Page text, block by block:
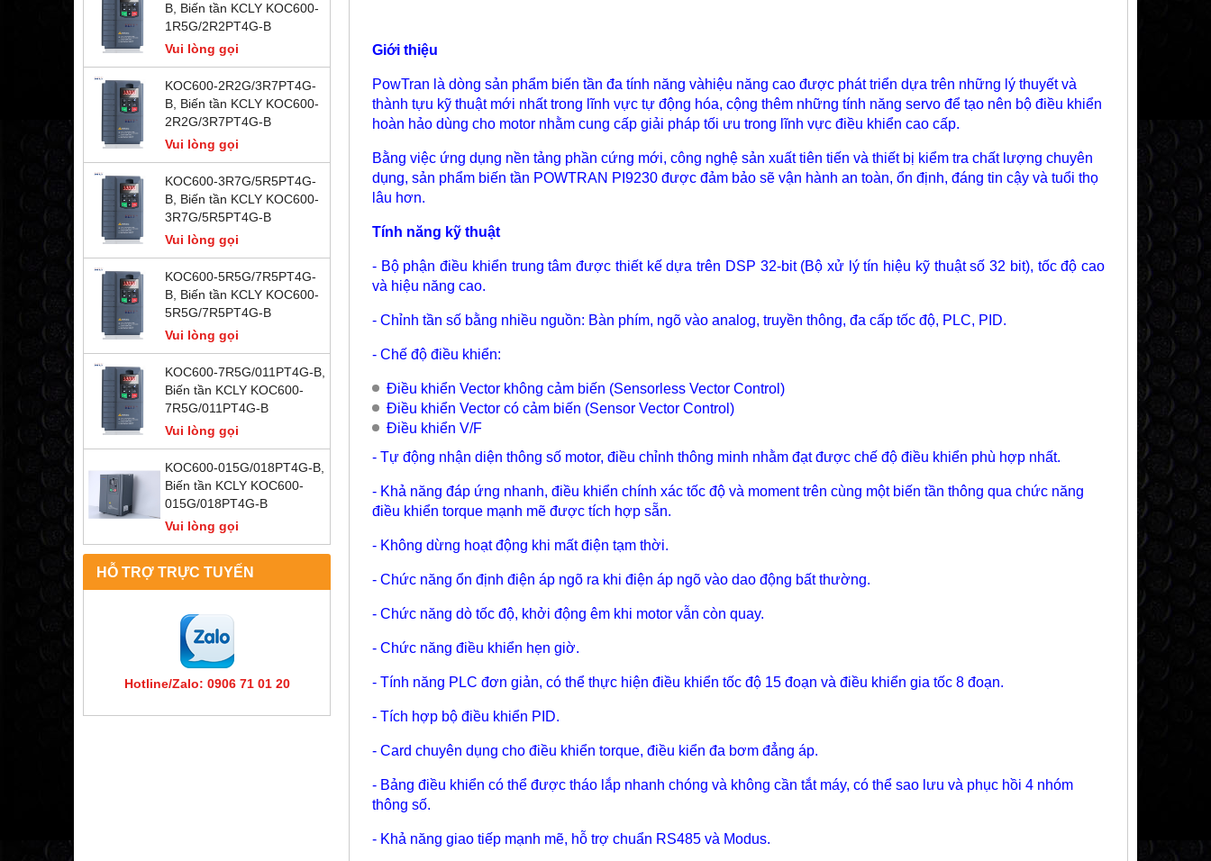
B, Biến tần KCLY KOC600-
1R5G/2R2PT4G-B
Vui lòng gọi
KOC600-2R2G/3R7PT4G-
B, Biến tần KCLY KOC600-
2R2G/3R7PT4G-B
Vui lòng gọi
KOC600-3R7G/5R5PT4G-
B, Biến tần KCLY KOC600-
3R7G/5R5PT4G-B
Vui lòng gọi
KOC600-5R5G/7R5PT4G-
B, Biến tần KCLY KOC600-
5R5G/7R5PT4G-B
Vui lòng gọi
KOC600-7R5G/011PT4G-B,
Biến tần KCLY KOC600-
7R5G/011PT4G-B
Vui lòng gọi
KOC600-015G/018PT4G-B,
Biến tần KCLY KOC600-
015G/018PT4G-B
Vui lòng gọi
HỖ TRỢ TRỰC TUYẾN
Hotline/Zalo: 0906 71 01 20
Giới thiệu
PowTran là dòng sản phẩm biến tần đa tính năng vàhiệu năng cao được phát triển dựa trên những lý thuyết và
thành tựu kỹ thuật mới nhất trong lĩnh vực tự động hóa, cộng thêm những tính năng servo để tạo nên bộ điều khiển
hoàn hảo dùng cho motor nhằm cung cấp giải pháp tối ưu trong lĩnh vực điều khiển cao cấp.
Bằng việc ứng dụng nền tảng phần cứng mới, công nghệ sản xuất tiên tiến và thiết bị kiểm tra chất lượng chuyên
dụng, sản phẩm biến tần POWTRAN PI9230 được đảm bảo sẽ vận hành an toàn, ổn định, đáng tin cậy và tuổi thọ
lâu hơn.
Tính năng kỹ thuật
- Bộ phận điều khiển trung tâm được thiết kế dựa trên DSP 32-bit (Bộ xử lý tín hiệu kỹ thuật số 32 bit), tốc độ cao
và hiệu năng cao.
- Chỉnh tần số bằng nhiều nguồn: Bàn phím, ngõ vào analog, truyền thông, đa cấp tốc độ, PLC, PID.
- Chế độ điều khiển:
Điều khiển Vector không cảm biến (Sensorless Vector Control)
Điều khiển Vector có cảm biến (Sensor Vector Control)
Điều khiển V/F
- Tự động nhận diện thông số motor, điều chỉnh thông minh nhằm đạt được chế độ điều khiển phù hợp nhất.
- Khả năng đáp ứng nhanh, điều khiển chính xác tốc độ và moment trên cùng một biến tần thông qua chức năng
điều khiển torque mạnh mẽ được tích hợp sẵn.
- Không dừng hoạt động khi mất điện tạm thời.
- Chức năng ổn định điện áp ngõ ra khi điện áp ngõ vào dao động bất thường.
- Chức năng dò tốc độ, khởi động êm khi motor vẫn còn quay.
- Chức năng điều khiển hẹn giờ.
- Tính năng PLC đơn giản, có thể thực hiện điều khiển tốc độ 15 đoạn và điều khiển gia tốc 8 đoạn.
- Tích hợp bộ điều khiển PID.
- Card chuyên dụng cho điều khiển torque, điều kiển đa bơm đẳng áp.
- Bảng điều khiển có thể được tháo lắp nhanh chóng và không cần tắt máy, có thể sao lưu và phục hồi 4 nhóm
thông số.
- Khả năng giao tiếp mạnh mẽ, hỗ trợ chuẩn RS485 và Modus.